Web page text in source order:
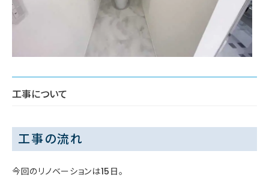
工事について
工事の流れ
今回のリノベーションは15日。